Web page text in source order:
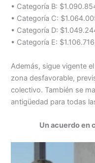
• Categoría B:
• Categoría C:
• Categoría D:
• Categoría E:
Además, sigue vigente
zona desfavorable,
colectivo. También se
antigüedad para todas
Un acuerdo en